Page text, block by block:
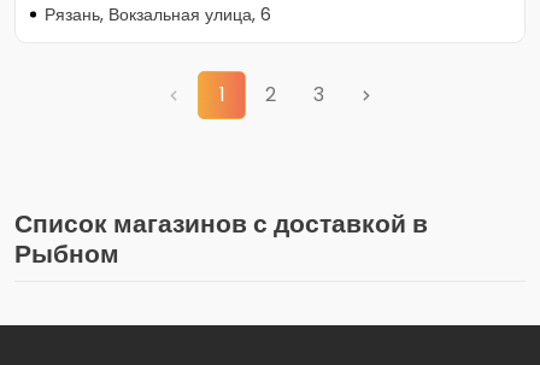
Рязань, Вокзальная улица, 6
1 2 3
Список магазинов с доставкой в
Рыбном